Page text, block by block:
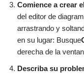
Comience a crear
del editor de
arrastrando y
en su lugar: Busque
derecha de la
Describa su